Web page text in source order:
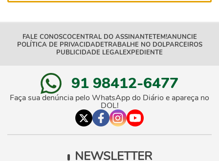
FALE CONOSCOCENTRAL DO ASSINANTETEM!ANUNCIE
POLÍTICA DE PRIVACIDADETRABALHE NO DOLPARCEIROS
PUBLICIDADE LEGALEXPEDIENTE
91 98412-6477
Faça sua denúncia pelo WhatsApp do Diário e apareça no
DOL!
NEWSLETTER